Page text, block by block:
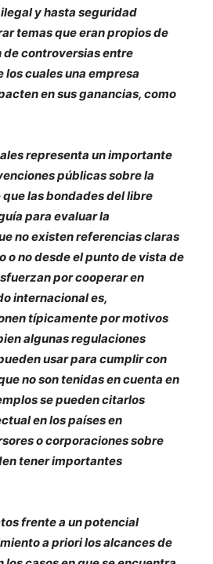
y hasta seguridad
temas que eran propios de
de controversias entre
los cuales una empresa
en sus ganancias, como
representa un importante
públicas sobre la
las bondades del libre
para evaluar la
no existen referencias claras
no desde el punto de vista de
por cooperar en
internacional es,
típicamente por motivos
algunas regulaciones
usar para cumplir con
no son tenidas en cuenta en
se pueden citarlos
en los países en
o corporaciones sobre
tener importantes
frente a un potencial
a priori los alcances de